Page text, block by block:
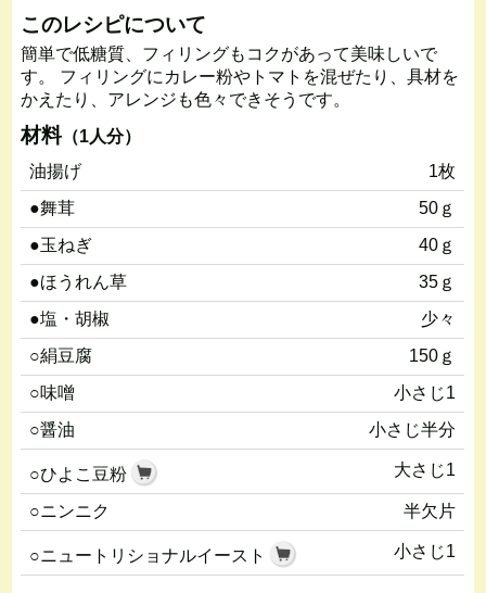
このレシピについて
簡単で低糖質、フィリングもコクがあって美味しいで
す。 フィリングにカレー粉やトマトを混ぜたり、具材を
かえたり、アレンジも色々できそうです。
材料（1人分）
油揚げ
1枚
●舞茸
50ｇ
●玉ねぎ
40ｇ
●ほうれん草
35ｇ
●塩・胡椒
少々
○絹豆腐
150ｇ
○味噌
小さじ1
○醤油
小さじ半分
○ひよこ豆粉 大さじ1
○ニンニク 半欠片
○ニュートリショナルイースト 小さじ1